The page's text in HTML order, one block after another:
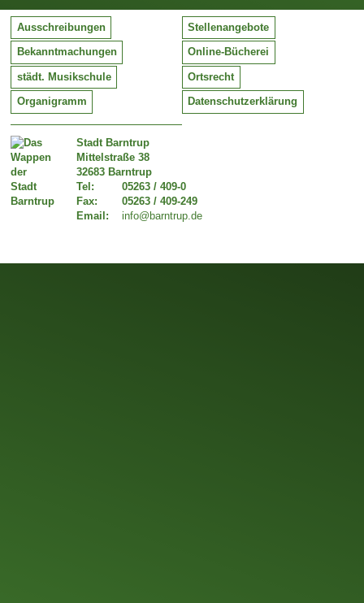
Stadt Barntrup
Mittelstraße 38
32683 Barntrup
Tel:
Fax:
Email:
05263 / 409-0
05263 / 409-249
info@barntrup.de
Ausschreibungen Stellenangebote
Bekanntmachungen Online-Bücherei
städt. Musikschule Ortsrecht
Organigramm Datenschutzerklärung